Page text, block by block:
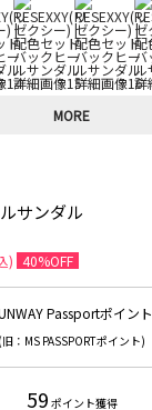
MORE
サンダル
) 40%OFF
Passportポイント
(旧：MS PASSPORTポイント)
59 ポイント獲得